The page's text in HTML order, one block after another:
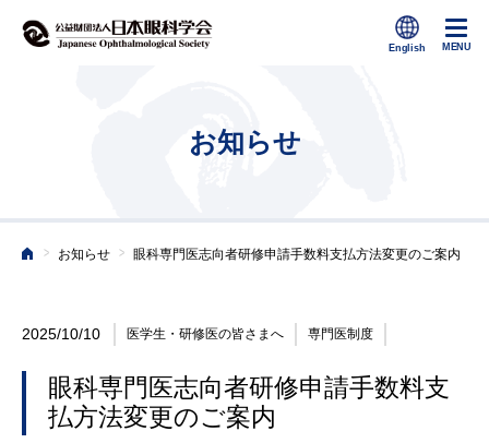
お知らせ
ホーム
> お知らせ > 眼科専門医志向者研修申請手数料支払方法変更のご案内
2025/10/10 医学生・研修医の皆さまへ 専門医制度
眼科専門医志向者研修申請手数料支
払方法変更のご案内